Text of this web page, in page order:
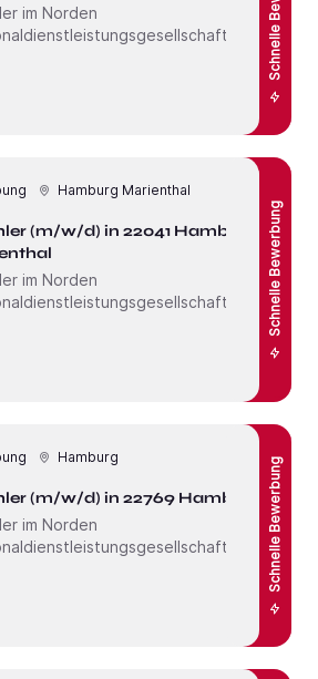
im Norden
Hamburg Marienthal
(m/w/d) in 22041 Hamburg
im Norden
Schnelle Bewerbung
Hamburg
(m/w/d) in 22769 Hamburg
im Norden
Schnelle Bewerbung